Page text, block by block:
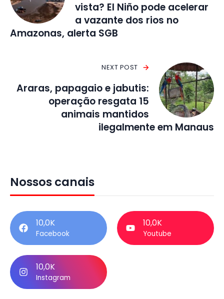
vista? El Niño pode acelerar
a vazante dos rios no
Amazonas, alerta SGB
NEXT POST
Araras, papagaio e jabutis:
operação resgata 15
animais mantidos
ilegalmente em Manaus
Nossos canais
10,0K
Facebook
10,0K
Youtube
10,0K
Instagram